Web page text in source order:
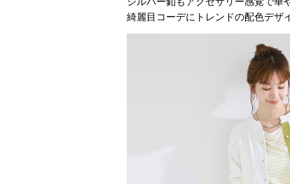
綺麗目コーデにトレンドの配色デザ